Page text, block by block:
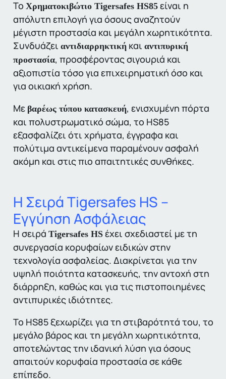
Το Χρηματοκιβώτιο Tigersafes HS85είναι η
απόλυτη επιλογή για όσους αναζητούν
μέγιστη προστασία και μεγάλη χωρητικότητα.
Συνδυάζει αντιδιαρρηκτικήκαι αντιπυρική
προστασία, προσφέροντας σιγουριά και
αξιοπιστία τόσο για επιχειρηματική όσο και
για οικιακή χρήση.
Με βαρέως τύπου κατασκευή, ενισχυμένη πόρτα
και πολυστρωματικό σώμα, το HS85
εξασφαλίζει ότι χρήματα, έγγραφα και
πολύτιμα αντικείμενα παραμένουν ασφαλή
ακόμη και στις πιο απαιτητικές συνθήκες.
Η Σειρά Tigersafes HS –
Εγγύηση Ασφάλειας
Η σειρά Tigersafes HSέχει σχεδιαστεί με τη
συνεργασία κορυφαίων ειδικών στην
τεχνολογία ασφαλείας. Διακρίνεται για την
υψηλή ποιότητα κατασκευής, την αντοχή στη
διάρρηξη, καθώς και για τις πιστοποιημένες
αντιπυρικές ιδιότητες.
Το HS85 ξεχωρίζει για τη στιβαρότητά του, το
μεγάλο βάρος και τη μεγάλη χωρητικότητα,
αποτελώντας την ιδανική λύση για όσους
απαιτούν κορυφαία προστασία σε κάθε
επίπεδο.